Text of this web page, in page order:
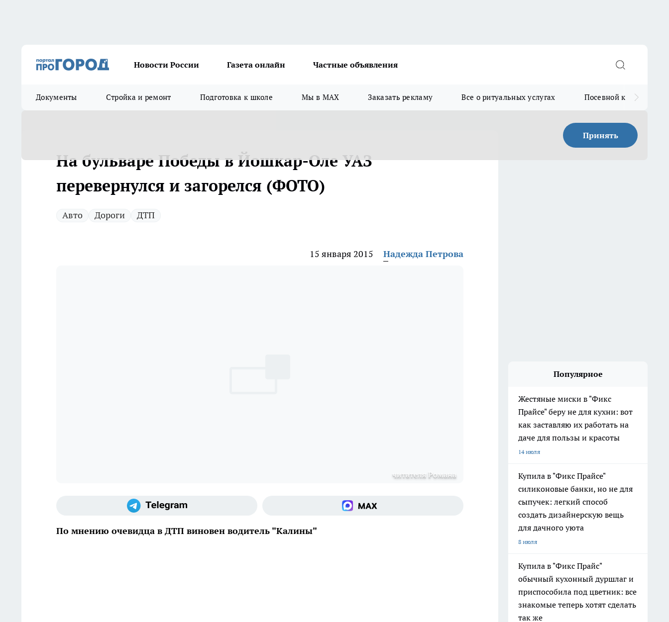
Новости России Газета онлайн Частные объявления
Документы Стройка и ремонт Подготовка к школе Мы в MAX Заказать рекламу Все о ритуальных услугах Посевной календарь
Принять
На бульваре Победы в Йошкар-Оле УАЗ
перевернулся и загорелся (ФОТО)
Авто Дороги ДТП
15 января 2015 Надежда Петрова
читателя Романа
По мнению очевидца в ДТП виновен водитель "Калины"
Популярное
Жестяные миски в "Фикс
Прайсе" беру не для кухни: вот
как заставляю их работать на
даче для пользы и красоты
14 июля
Купила в "Фикс Прайсе"
силиконовые банки, но не для
сыпучек: легкий способ
создать дизайнерскую вещь
для дачного уюта
8 июля
Купила в "Фикс Прайс"
обычный кухонный дуршлаг и
приспособила под цветник: все
знакомые теперь хотят сделать
так же